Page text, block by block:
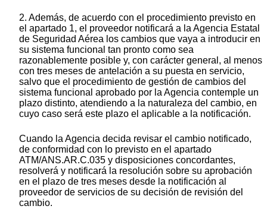
2. Además, de acuerdo con el procedimiento previsto en
el apartado 1, el proveedor notificará a la Agencia Estatal
de Seguridad Aérea los cambios que vaya a introducir en
su sistema funcional tan pronto como sea
razonablemente posible y, con carácter general, al menos
con tres meses de antelación a su puesta en servicio,
salvo que el procedimiento de gestión de cambios del
sistema funcional aprobado por la Agencia contemple un
plazo distinto, atendiendo a la naturaleza del cambio, en
cuyo caso será este plazo el aplicable a la notificación.
Cuando la Agencia decida revisar el cambio notificado,
de conformidad con lo previsto en el apartado
ATM/ANS.AR.C.035 y disposiciones concordantes,
resolverá y notificará la resolución sobre su aprobación
en el plazo de tres meses desde la notificación al
proveedor de servicios de su decisión de revisión del
cambio.